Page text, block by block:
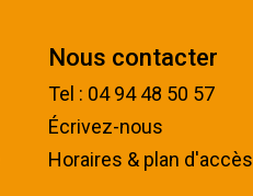
Nous contacter
Tel : 04 94 48 50 57
Écrivez-nous
Horaires & plan d'accès